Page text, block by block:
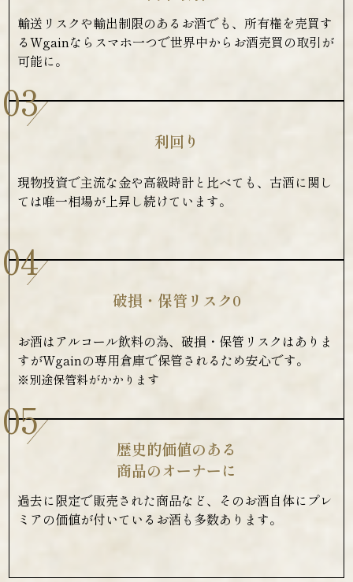
輸送リスクや輸出制限のあるお酒でも、所有権を売買す
るWgainならスマホ一つで世界中からお酒売買の取引が
可能に。
03
利回り
現物投資で主流な金や高級時計と比べても、古酒に関し
ては唯一相場が上昇し続けています。
04
破損・保管リスク0
お酒はアルコール飲料の為、破損・保管リスクはありま
すがWgainの専用倉庫で保管されるため安心です。
※別途保管料がかかります
05
歴史的価値のある
商品のオーナーに
過去に限定で販売された商品など、そのお酒自体にプレ
ミアの価値が付いているお酒も多数あります。